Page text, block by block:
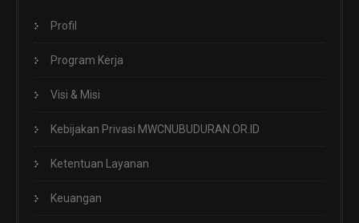
Profil
Program Kerja
Visi & Misi
Kebijakan Privasi MWCNUBUDURAN.OR.ID
Ketentuan Layanan
Keuangan